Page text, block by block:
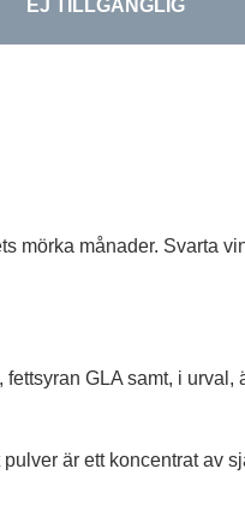
EJ TILLGÄNGLIG
mörka månader. Svarta
GLA samt, i urval,
är ett koncentrat av